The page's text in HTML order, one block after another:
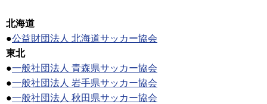
北海道
●公益財団法人 北海道サッカー協会
東北
●一般社団法人 青森県サッカー協会
●一般社団法人 岩手県サッカー協会
●一般社団法人 秋田県サッカー協会